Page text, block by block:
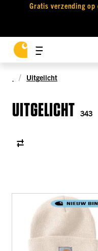
Gratis verzending
Uitgelicht
UITGELICHT 343